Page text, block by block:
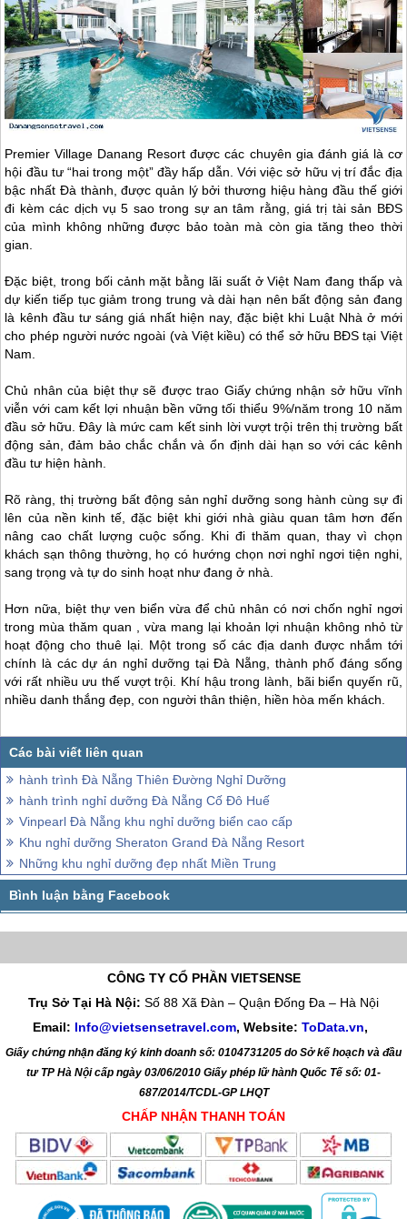
Premier Village Danang Resort được các chuyên gia đánh giá là cơ
hội đầu tư “hai trong một” đầy hấp dẫn. Với việc sở hữu vị trí đắc địa
bậc nhất Đà thành, được quản lý bởi thương hiệu hàng đầu thế giới
đi kèm các dịch vụ 5 sao trong sự an tâm rằng, giá trị tài sản BĐS
của mình không những được bảo toàn mà còn gia tăng theo thời
gian.
Đặc biệt, trong bối cảnh mặt bằng lãi suất ở Việt Nam đang thấp và
dự kiến tiếp tục giảm trong trung và dài hạn nên bất động sản đang
là kênh đầu tư sáng giá nhất hiện nay, đặc biệt khi Luật Nhà ở mới
cho phép người nước ngoài (và Việt kiều) có thể sở hữu BĐS tại Việt
Nam.
Chủ nhân của biệt thự sẽ được trao Giấy chứng nhận sở hữu vĩnh
viễn với cam kết lợi nhuận bền vững tối thiểu 9%/năm trong 10 năm
đầu sở hữu. Đây là mức cam kết sinh lời vượt trội trên thị trường bất
động sản, đảm bảo chắc chắn và ổn định dài hạn so với các kênh
đầu tư hiện hành.
Rõ ràng, thị trường bất động sản nghỉ dưỡng song hành cùng sự đi
lên của nền kinh tế, đặc biệt khi giới nhà giàu quan tâm hơn đến
nâng cao chất lượng cuộc sống. Khi đi thăm quan, thay vì chọn
khách sạn thông thường, họ có hướng chọn nơi nghỉ ngơi tiện nghi,
sang trọng và tự do sinh hoạt như đang ở nhà.
Hơn nữa, biệt thự ven biển vừa để chủ nhân có nơi chốn nghỉ ngơi
trong mùa thăm quan , vừa mang lại khoản lợi nhuận không nhỏ từ
hoạt động cho thuê lại. Một trong số các địa danh được nhắm tới
chính là các dự án nghỉ dưỡng tạiĐà Nẵng, thành phố đáng sống
với rất nhiều ưu thế vượt trội. Khí hậu trong lành, bãi biển quyến rũ,
nhiều danh thắng đẹp, con người thân thiện, hiền hòa mến khách.
hành trình Đà Nẵng Thiên Đường Nghỉ Dưỡng
hành trình nghỉ dưỡng Đà Nẵng Cố Đô Huế
Vinpearl Đà Nẵng khu nghỉ dưỡng biển cao cấp
Khu nghỉ dưỡng Sheraton Grand Đà Nẵng Resort
Những khu nghỉ dưỡng đẹp nhất Miền Trung
CÔNG TY CỔ PHẦN VIETSENSE
Trụ Sở Tại Hà Nội: Số 88 Xã Đàn – Quận Đống Đa – Hà Nội
Email: Info@vietsensetravel.com, Website: ToData.vn,
Giấy chứng nhận đăng ký kinh doanh số: 0104731205 do Sở kế hoạch và đầu
tư TP Hà Nội cấp ngày 03/06/2010 Giấy phép lữ hành Quốc Tế số: 01-
687/2014/TCDL-GP LHQT
CHẤP NHẬN THANH TOÁN